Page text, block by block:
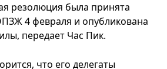
резолюция была принята
4 февраля и опубликована
передает Час Пик.
что его делегаты